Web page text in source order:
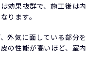
効果抜群で、施工後は
ります。
外気に面している部分を
の性能が高いほど、室